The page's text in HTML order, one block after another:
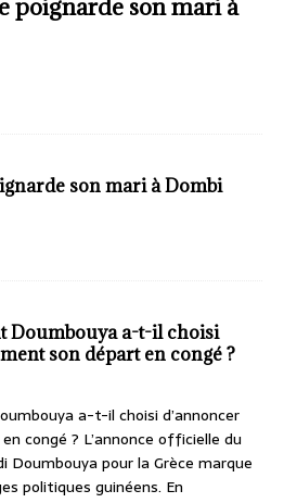
poignarde son mari à
son mari à Dombi
Doumbouya a-t-il choisi
son départ en congé ?
a-t-il choisi d’annoncer
congé ? L’annonce officielle du
Doumbouya pour la Grèce marque
politiques guinéens. En